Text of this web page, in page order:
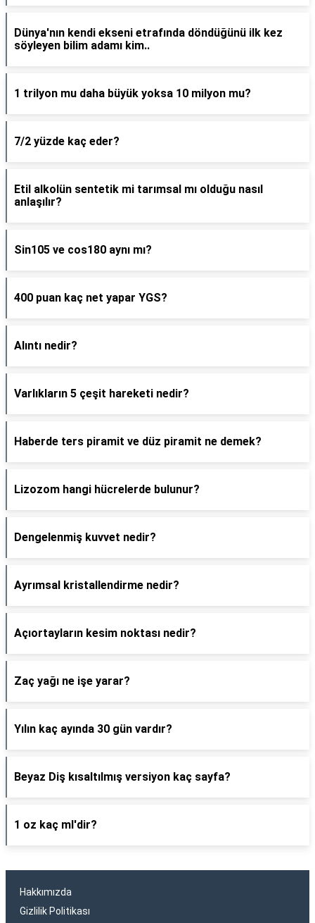
Dünya'nın kendi ekseni etrafında döndüğünü ilk kez
söyleyen bilim adamı kim..
1 trilyon mu daha büyük yoksa 10 milyon mu?
7/2 yüzde kaç eder?
Etil alkolün sentetik mi tarımsal mı olduğu nasıl
anlaşılır?
Sin105 ve cos180 aynı mı?
400 puan kaç net yapar YGS?
Alıntı nedir?
Varlıkların 5 çeşit hareketi nedir?
Haberde ters piramit ve düz piramit ne demek?
Lizozom hangi hücrelerde bulunur?
Dengelenmiş kuvvet nedir?
Ayrımsal kristallendirme nedir?
Açıortayların kesim noktası nedir?
Zaç yağı ne işe yarar?
Yılın kaç ayında 30 gün vardır?
Beyaz Diş kısaltılmış versiyon kaç sayfa?
1 oz kaç ml'dir?
Hakkımızda
Gizlilik Politikası